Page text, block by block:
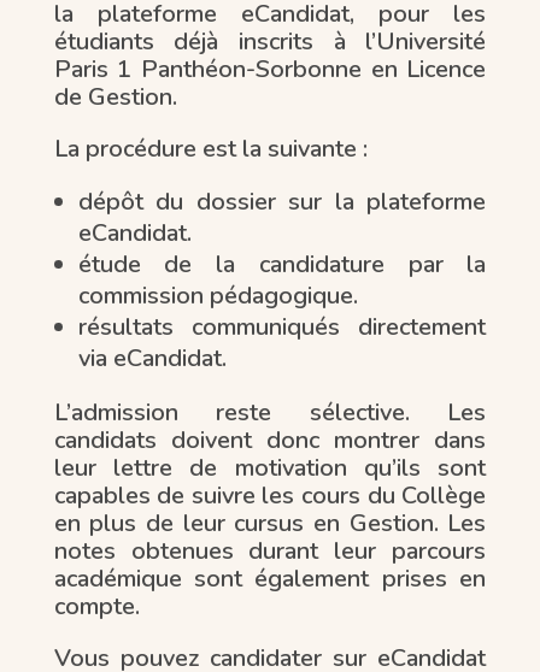
la plateforme eCandidat, pour les
étudiants déjà inscrits à l’Université
Paris 1 Panthéon-Sorbonne en Licence
de Gestion.
La procédure est la suivante :
dépôt du dossier sur la plateforme
eCandidat.
étude de la candidature par la
commission pédagogique.
résultats communiqués directement
via eCandidat.
L’admission reste sélective. Les
candidats doivent donc montrer dans
leur lettre de motivation qu’ils sont
capables de suivre les cours du Collège
en plus de leur cursus en Gestion. Les
notes obtenues durant leur parcours
académique sont également prises en
compte.
Vous pouvez candidater sur eCandidat